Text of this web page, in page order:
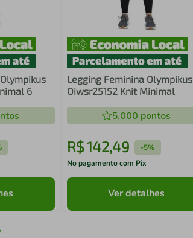
6
Legging Feminina Olympikus
Oiwsr25152 Knit Minimal
5.000 pontos
R$142,49 -5%
No pagamento com Pix
Ver detalhes